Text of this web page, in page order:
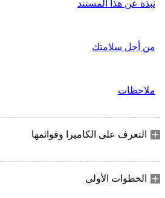
نبذة عن هذا المستند
من أجل سلامتك
ملاحظات
التعرف على الكاميرا وقوائمها
الخطوات الأولى